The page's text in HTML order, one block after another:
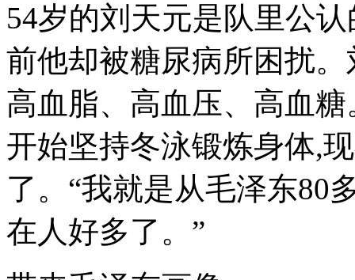
54岁的刘天元是队里公
前他却被糖尿病所困扰
高血脂、高血压、高血
开始坚持冬泳锻炼身体,
了。“我就是从毛泽东80
在人好多了。”